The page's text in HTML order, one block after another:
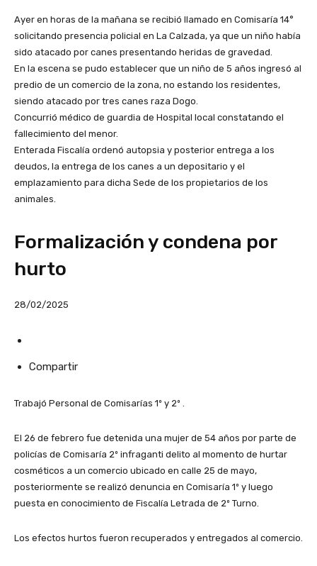
Ayer en horas de la mañana se recibió llamado en Comisaría 14°
solicitando presencia policial en La Calzada, ya que un niño había
sido atacado por canes presentando heridas de gravedad.
En la escena se pudo establecer que un niño de 5 años ingresó al
predio de un comercio de la zona, no estando los residentes,
siendo atacado por tres canes raza Dogo.
Concurrió médico de guardia de Hospital local constatando el
fallecimiento del menor.
Enterada Fiscalía ordenó autopsia y posterior entrega a los
deudos, la entrega de los canes a un depositario y el
emplazamiento para dicha Sede de los propietarios de los
animales.
Formalización y condena por
hurto
28/02/2025
Compartir
Trabajó Personal de Comisarías 1º y 2º .
El 26 de febrero fue detenida una mujer de 54 años por parte de
policías de Comisaría 2º infraganti delito al momento de hurtar
cosméticos a un comercio ubicado en calle 25 de mayo,
posteriormente se realizó denuncia en Comisaría 1º y luego
puesta en conocimiento de Fiscalía Letrada de 2º Turno.
Los efectos hurtos fueron recuperados y entregados al comercio.